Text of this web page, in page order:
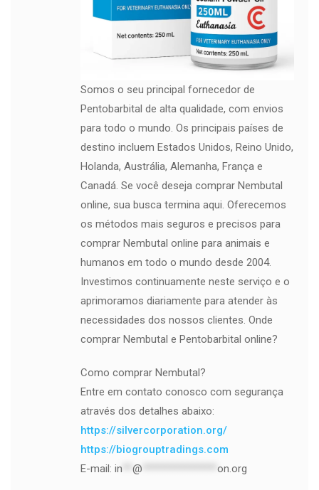
Somos o seu principal fornecedor de
Pentobarbital de alta qualidade, com envios
para todo o mundo. Os principais países de
destino incluem Estados Unidos, Reino Unido,
Holanda, Austrália, Alemanha, França e
Canadá. Se você deseja comprar Nembutal
online, sua busca termina aqui. Oferecemos
os métodos mais seguros e precisos para
comprar Nembutal online para animais e
humanos em todo o mundo desde 2004.
Investimos continuamente neste serviço e o
aprimoramos diariamente para atender às
necessidades dos nossos clientes. Onde
comprar Nembutal e Pentobarbital online?
Como comprar Nembutal?
Entre em contato conosco com segurança
através dos detalhes abaixo:
https://silvercorporation.org/
https://biogrouptradings.com
E-mail: in @ on.org